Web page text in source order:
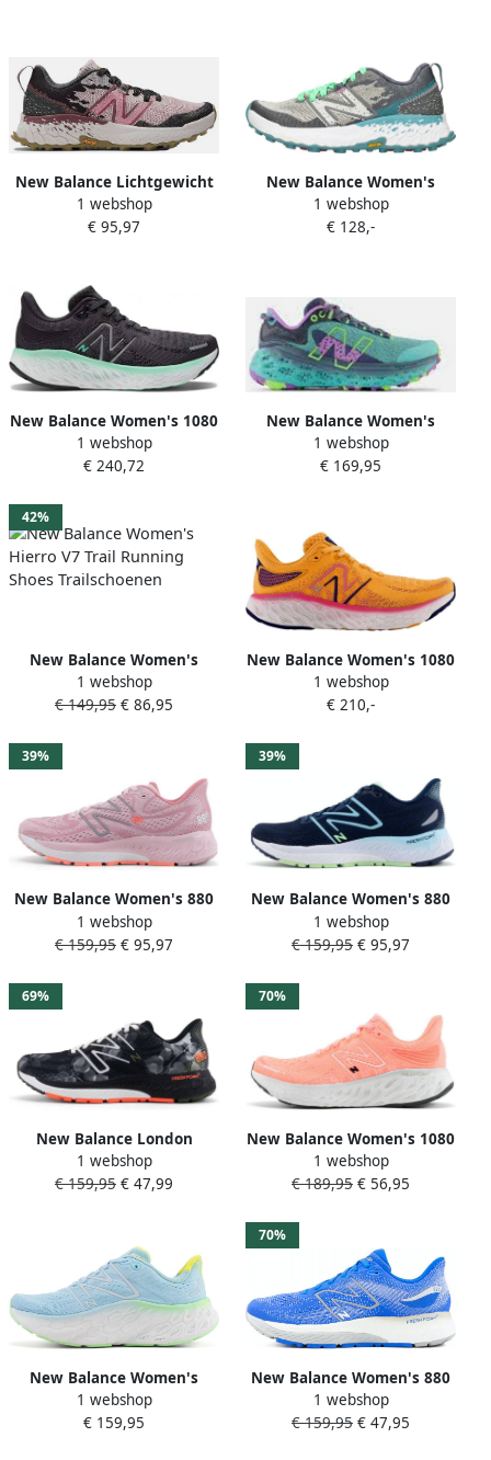
New Balance Lichtgewicht
ademende platte schoenen
met Vibram zool Pink
1 webshop
€ 95,97
New Balance Women's
Hierro V7 Trail Shoes
Trailschoenen
1 webshop
€ 128,-
New Balance Women's 1080
V12 Running Shoes
Hardloopschoenen
1 webshop
€ 240,72
New Balance Women's
More Trail V2 Running
Shoes Trailschoenen
1 webshop
€ 169,95
42%
New Balance Women's
Hierro V7 Trail Running
Shoes Trailschoenen
1 webshop
€ 149,95 € 86,95
New Balance Women's 1080
V12 Running Shoes
Hardloopschoenen
1 webshop
€ 210,-
39%
New Balance Women's 880
V13 Running Shoes
Hardloopschoenen
1 webshop
€ 159,95 € 95,97
39%
New Balance Women's 880
V13 Running Shoes
Hardloopschoenen
1 webshop
€ 159,95 € 95,97
69%
New Balance London
Edition Women's 880 V13
Running Shoes
1 webshop
€ 159,95 € 47,99
70%
New Balance Women's 1080
V12 Running Shoes
Hardloopschoenen
1 webshop
€ 189,95 € 56,95
New Balance Women's
More V4 Running Shoes
Hardloopschoenen
1 webshop
€ 159,95
70%
New Balance Women's 880
V12 Running Shoes
Hardloopschoenen
1 webshop
€ 159,95 € 47,95